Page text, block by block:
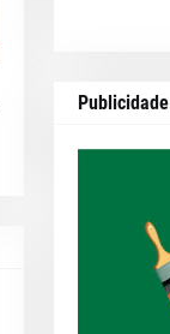
Publicidade